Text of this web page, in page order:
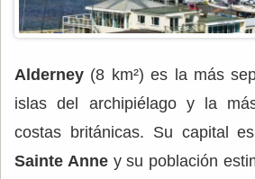
Alderney (8 km²) es la más
islas del archipiélago y la
costas británicas. Su capital
Sainte Anney su población